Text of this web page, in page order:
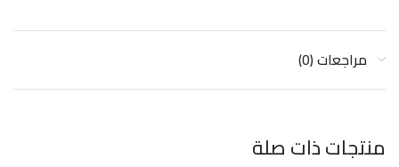
مراجعات (0)
منتجات ذات صلة